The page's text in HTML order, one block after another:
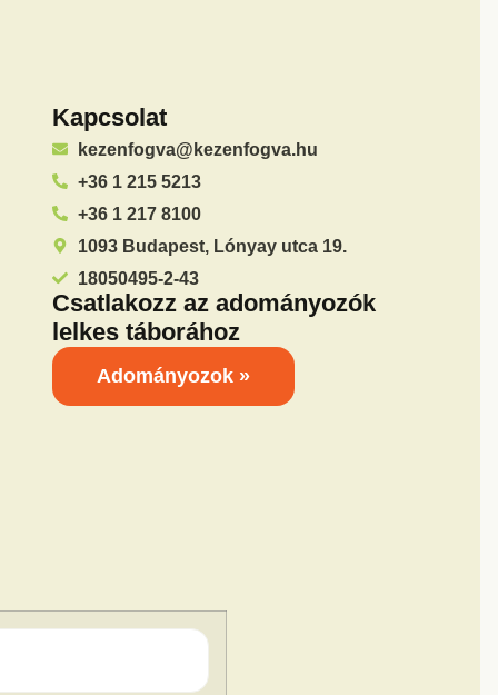
Kapcsolat
kezenfogva@kezenfogva.hu
+36 1 215 5213
+36 1 217 8100
1093 Budapest, Lónyay utca 19.
18050495-2-43
Csatlakozz az adományozók
lelkes táborához
Adományozok »